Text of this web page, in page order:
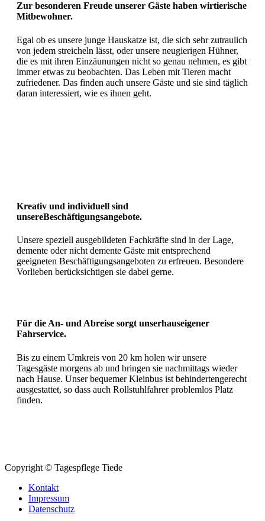
Zur besonderen Freude unserer Gäste haben wirtierische
Mitbewohner.
Egal ob es unsere junge Hauskatze ist, die sich sehr zutraulich
von jedem streicheln lässt, oder unsere neugierigen Hühner,
die es mit ihren Einzäunungen nicht so genau nehmen, es gibt
immer etwas zu beobachten. Das Leben mit Tieren macht
zufriedener. Das finden auch unsere Gäste und sie sind täglich
daran interessiert, wie es ihnen geht.
Kreativ und individuell sind
unsereBeschäftigungsangebote.
Unsere speziell ausgebildeten Fachkräfte sind in der Lage,
demente oder nicht demente Gäste mit entsprechend
geeigneten Beschäftigungsangeboten zu erfreuen. Besondere
Vorlieben berücksichtigen sie dabei gerne.
Für die An- und Abreise sorgt unserhauseigener
Fahrservice.
Bis zu einem Umkreis von 20 km holen wir unsere
Tagesgäste morgens ab und bringen sie nachmittags wieder
nach Hause. Unser bequemer Kleinbus ist behindertengerecht
ausgestattet, so dass auch Rollstuhlfahrer problemlos Platz
finden.
Copyright © Tagespflege Tiede
Kontakt
Impressum
Datenschutz